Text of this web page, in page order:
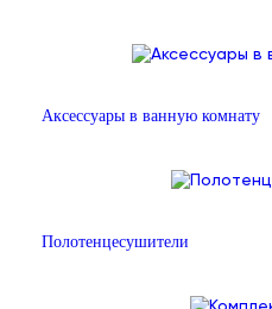
Аксессуары в ванную комнату
Полотенцесушители